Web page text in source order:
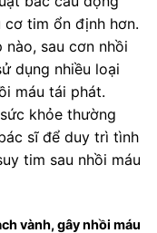
cơ tim ổn định hơn.
sau cơn nhồi
dụng nhiều loại
máu tái phát.
khỏe thường
sĩ để duy trì tình
tim sau nhồi máu
vành, gây nhồi máu